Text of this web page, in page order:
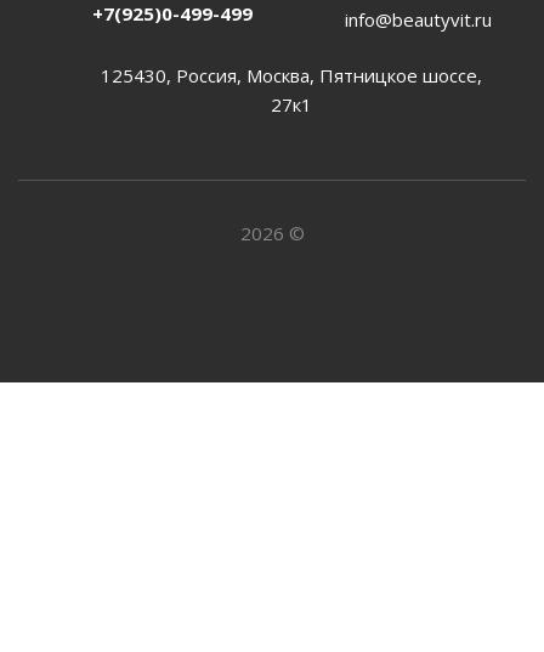
+7(925)0-499-499 info@beautyvit.ru
125430, Россия, Москва, Пятницкое шоссе,
27к1
2026 ©